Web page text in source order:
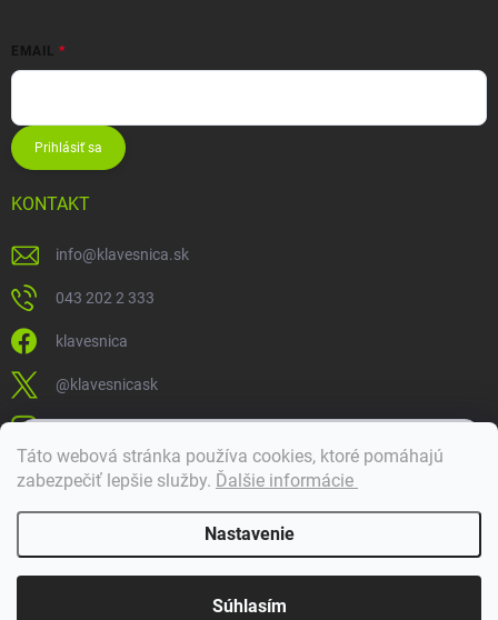
Táto webová stránka používa cookies, ktoré pomáhajú
zabezpečiť lepšie služby. Ďalšie informácie
Nastavenie
Súhlasím
EMAIL
Prihlásiť sa
KONTAKT
info@klavesnica.sk
043 202 2 333
klavesnica
@klavesnicask
klavesnica_sk
Doprava a platba
Klávesnica . Všetky práva vyhradené.
Dobrý deň! 👋 Pomôžem vám nájsť správny diel. Napíšte mi.